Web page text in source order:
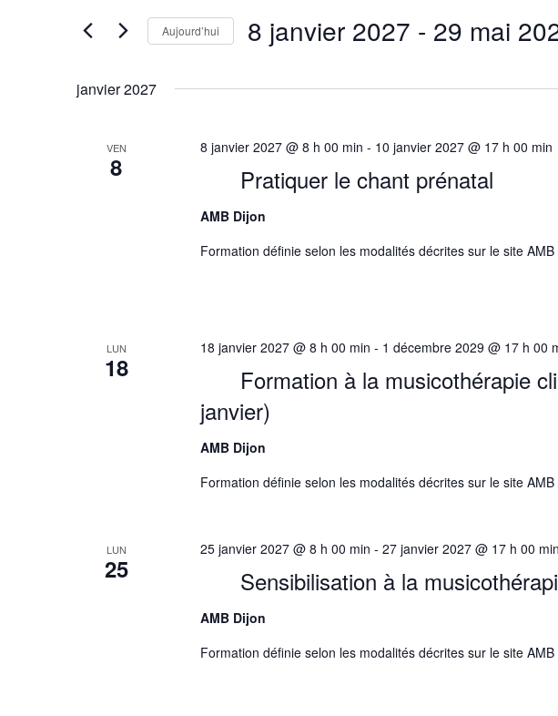
de
vues
Évènements
Rechercher
Évènements
mot-
Aujourd’hui 8 janvier 2027 - 29 mai
janvier 2027
VEN
8 Pratiquer le chant prénatal
8 janvier 2027 @ 8 h 00 min - 10 janvier 2027 @ 17 h 00 min
AMB Dijon
Formation définie selon les modalités décrites sur le site AMB
LUN
18
Formation à la musicothérapie
janvier)
18 janvier 2027 @ 8 h 00 min - 1 décembre 2029 @ 17 h 00
AMB Dijon
Formation définie selon les modalités décrites sur le site AMB
LUN
25 Sensibilisation à la
25 janvier 2027 @ 8 h 00 min - 27 janvier 2027 @ 17 h 00 min
AMB Dijon
Formation définie selon les modalités décrites sur le site AMB